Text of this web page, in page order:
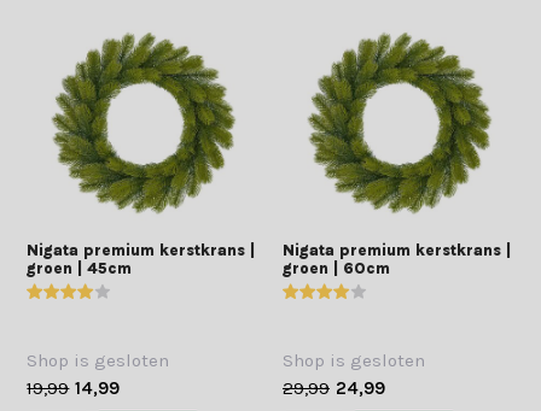
Nigata premium kerstkrans |
groen | 45cm
Shop is gesloten
19,99 14,99
Nigata premium kerstkrans |
groen | 60cm
Shop is gesloten
29,99 24,99